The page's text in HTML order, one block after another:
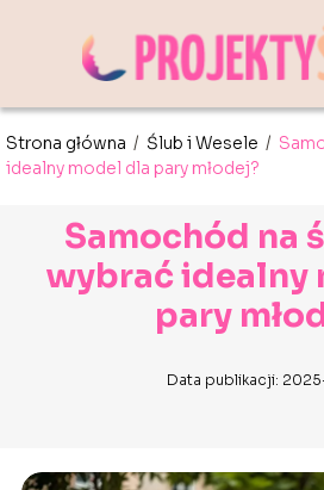
Strona główna / Ślub i Wesele /
idealny model dla pary młodej?
Samochód na
wybrać idealny
pary
Data publikacji: